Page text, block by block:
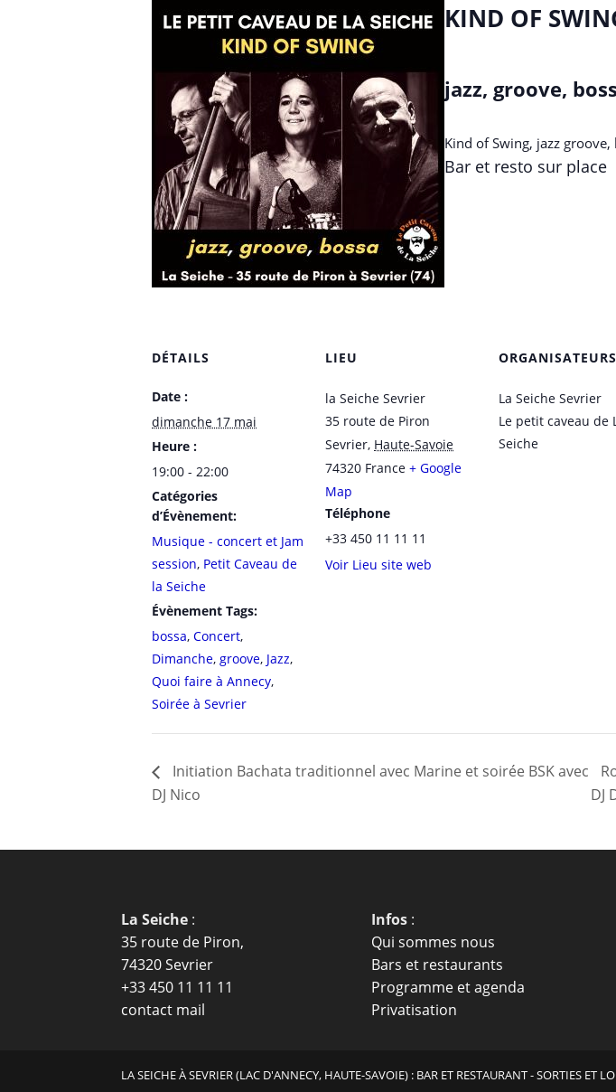
KIND OF
jazz, groove,
Kind of Swing, jazz groove,
Bar et resto sur place
DÉTAILS
Date :
dimanche 17 mai
Heure :
19:00 - 22:00
Catégories
d’Évènement:
Musique - concert et Jam
session, Petit Caveau de
la Seiche
Évènement Tags:
bossa, Concert,
Dimanche, groove, Jazz,
Quoi faire à Annecy,
Soirée à Sevrier
LIEU
la Seiche Sevrier
35 route de Piron
Sevrier, Haute-Savoie
74320 France + Google
Map
Téléphone
+33 450 11 11 11
Voir Lieu site web
ORGANISATEURS
La Seiche Sevrier
Le petit caveau de
Seiche
Initiation Bachata traditionnel avec Marine et soirée BSK avec
DJ Nico
DJ
La Seiche :
35 route de Piron,
74320 Sevrier
+33 450 11 11 11
contact mail
Infos :
Qui sommes nous
Bars et restaurants
Programme et agenda
Privatisation
LA SEICHE À SEVRIER (LAC D'ANNECY, HAUTE-SAVOIE) : BAR ET RESTAURANT - SORTIES ET